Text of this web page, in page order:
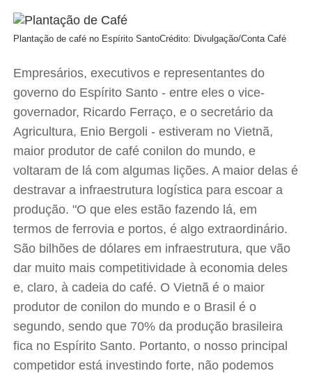
Plantação de café no Espírito SantoCrédito: Divulgação/Conta Café
Empresários, executivos e representantes do
governo do Espírito Santo - entre eles o vice-
governador, Ricardo Ferraço, e o secretário da
Agricultura, Enio Bergoli - estiveram no Vietnã,
maior produtor de café conilon do mundo, e
voltaram de lá com algumas lições. A maior delas é
destravar a infraestrutura logística para escoar a
produção. "O que eles estão fazendo lá, em
termos de ferrovia e portos, é algo extraordinário.
São bilhões de dólares em infraestrutura, que vão
dar muito mais competitividade à economia deles
e, claro, à cadeia do café. O Vietnã é o maior
produtor de conilon do mundo e o Brasil é o
segundo, sendo que 70% da produção brasileira
fica no Espírito Santo. Portanto, o nosso principal
competidor está investindo forte, não podemos